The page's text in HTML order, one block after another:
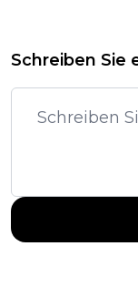
Schreiben Sie